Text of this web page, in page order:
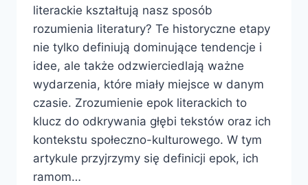
literackie kształtują nasz sposób
rozumienia literatury? Te historyczne etapy
nie tylko definiują dominujące tendencje i
idee, ale także odzwierciedlają ważne
wydarzenia, które miały miejsce w danym
czasie. Zrozumienie epok literackich to
klucz do odkrywania głębi tekstów oraz ich
kontekstu społeczno-kulturowego. W tym
artykule przyjrzymy się definicji epok, ich
ramom…